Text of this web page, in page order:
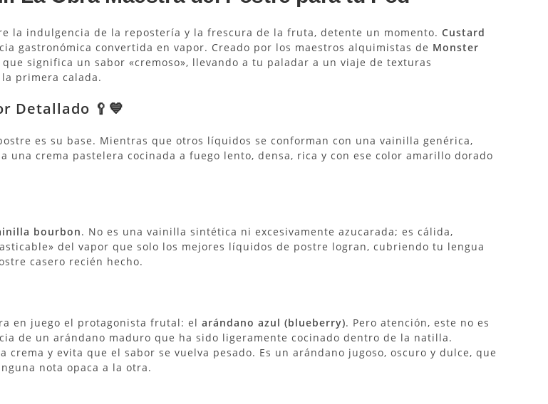
la indulgencia de la repostería y la frescura de la fruta, detente un momento.Custard
gastronómica convertida en vapor. Creado por los maestros alquimistas de Monster
significa un sabor «cremoso», llevando a tu paladar a un viaje de texturas
primera calada.
Detallado 🥄💙
es su base. Mientras que otros líquidos se conforman con una vainilla genérica,
una crema pastelera cocinada a fuego lento, densa, rica y con ese color amarillo dorado
bourbon. No es una vainilla sintética ni excesivamente azucarada; es cálida,
del vapor que solo los mejores líquidos de postre logran, cubriendo tu lengua
casero recién hecho.
en juego el protagonista frutal: elarándano azul (blueberry). Pero atención, este no es
de un arándano maduro que ha sido ligeramente cocinado dentro de la natilla.
y evita que el sabor se vuelva pesado. Es un arándano jugoso, oscuro y dulce, que
nota opaca a la otra.